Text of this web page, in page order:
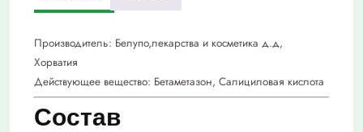
Производитель: Белупо,лекарства и косметика д.д,
Хорватия
Действующее вещество: Бетаметазон, Салициловая кислота
Состав